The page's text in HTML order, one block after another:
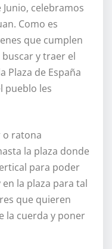
celebramos
Como es
que cumplen
y traer el
Plaza de España
pueblo les
o ratona
la plaza donde
para poder
la plaza para tal
que quieren
la cuerda y poner